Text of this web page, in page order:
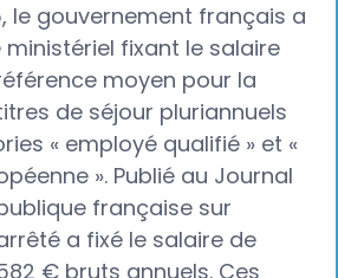
le gouvernement français a
fixant le salaire
moyen pour la
de séjour pluriannuels
« employé qualifié » et «
». Publié au Journal
française sur
a fixé le salaire de
€ bruts annuels. Ces